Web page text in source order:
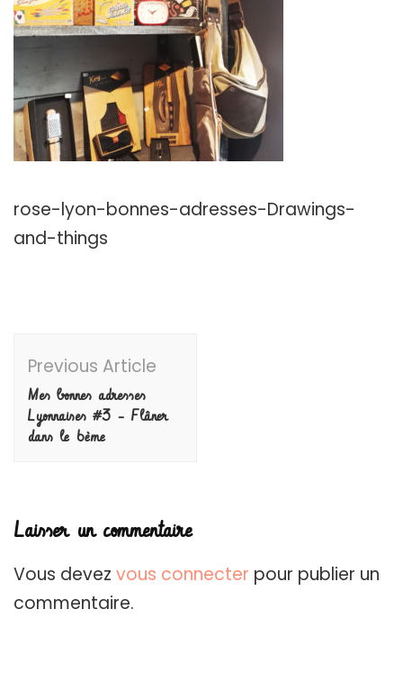
rose-lyon-bonnes-adresses-Drawings-
and-things
Navigation
Previous Article
Mes bonnes adresses
Lyonnaises #3 – Flâner
dans le 6ème
Laisser un commentaire
Vous devez vous connecter pour publier un
commentaire.